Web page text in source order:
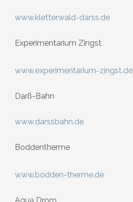
www.kletterwald-darss.de
Experimentarium Zingst
www.experimentarium-zingst.de
Darß-Bahn
www.darssbahn.de
Boddentherme
www.bodden-therme.de